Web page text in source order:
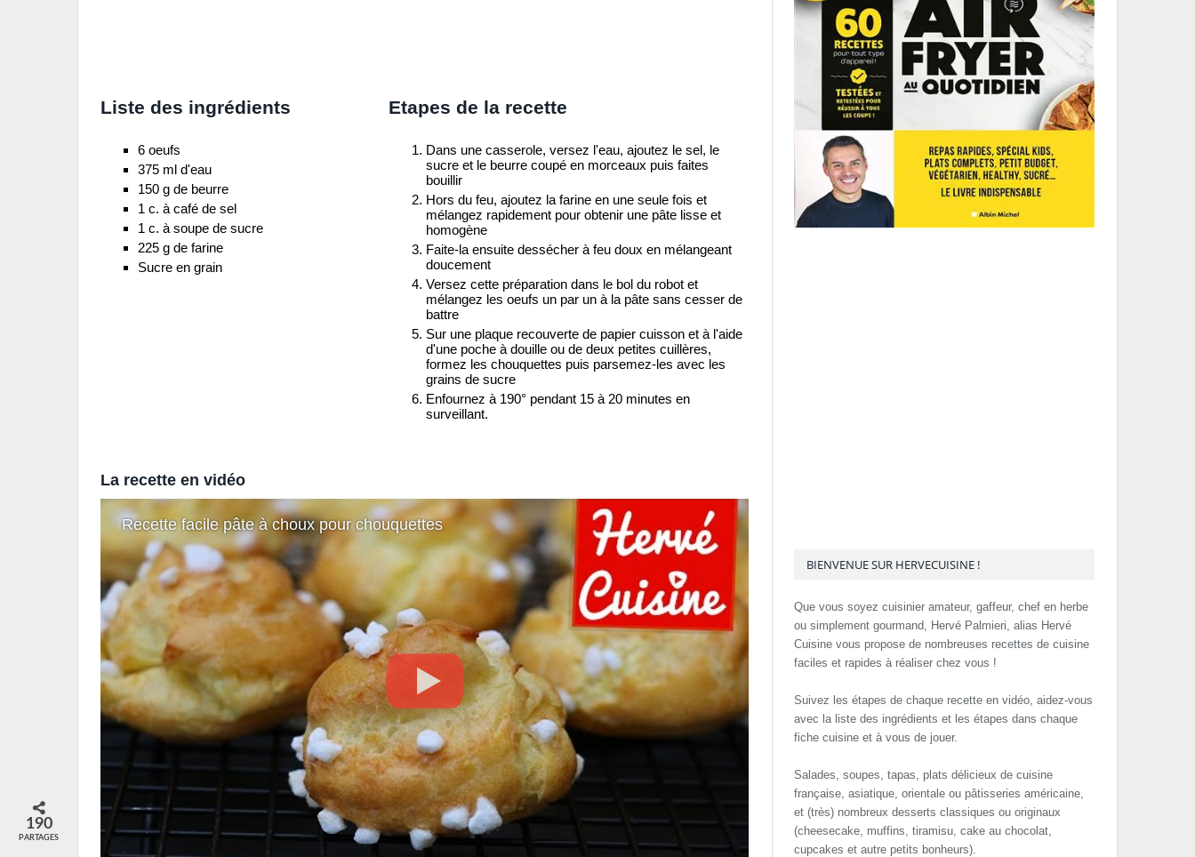
Liste des ingrédients
6 oeufs
375 ml d'eau
150 g de beurre
1 c. à café de sel
1 c. à soupe de sucre
225 g de farine
Sucre en grain
Etapes de la recette
Dans une casserole, versez l'eau, ajoutez le sel, le
sucre et le beurre coupé en morceaux puis faites
bouillir
Hors du feu, ajoutez la farine en une seule fois et
mélangez rapidement pour obtenir une pâte lisse et
homogène
Faite-la ensuite dessécher à feu doux en mélangeant
doucement
Versez cette préparation dans le bol du robot et
mélangez les oeufs un par un à la pâte sans cesser de
battre
Sur une plaque recouverte de papier cuisson et à l'aide
d'une poche à douille ou de deux petites cuillères,
formez les chouquettes puis parsemez-les avec les
grains de sucre
Enfournez à 190° pendant 15 à 20 minutes en
surveillant.
La recette en vidéo
Recette facile pâte à choux pour chouquettes
BIENVENUE SUR HERVECUISINE !
Que vous soyez cuisinier amateur, gaffeur, chef en herbe
ou simplement gourmand, Hervé Palmieri, alias Hervé
Cuisine vous propose de nombreuses recettes de cuisine
faciles et rapides à réaliser chez vous !
Suivez les étapes de chaque recette en vidéo, aidez-vous
avec la liste des ingrédients et les étapes dans chaque
fiche cuisine et à vous de jouer.
Salades, soupes, tapas, plats délicieux de cuisine
française, asiatique, orientale ou pâtisseries américaine,
et (très) nombreux desserts classiques ou originaux
(cheesecake, muffins, tiramisu, cake au chocolat,
cupcakes et autre petits bonheurs).
190
PARTAGES